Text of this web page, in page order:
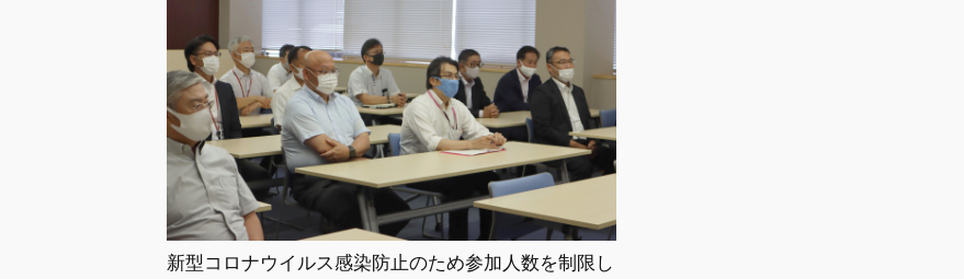
新型コロナウイルス感染防止のため参加人数を制限し